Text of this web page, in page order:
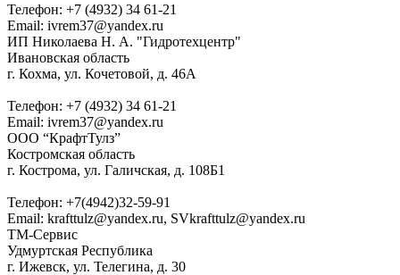
Телефон: +7 (4932) 34 61-21
Email: ivrem37@yandex.ru
ИП Николаева Н. А. "Гидротехцентр"
Ивановская область
г. Кохма, ул. Кочетовой, д. 46А
Телефон: +7 (4932) 34 61-21
Email: ivrem37@yandex.ru
ООО “КрафтТулз”
Костромская область
г. Кострома, ул. Галичская, д. 108Б1
Телефон: +7(4942)32-59-91
Email: krafttulz@yandex.ru, SVkrafttulz@yandex.ru
ТМ-Сервис
Удмуртская Республика
г. Ижевск, ул. Телегина, д. 30